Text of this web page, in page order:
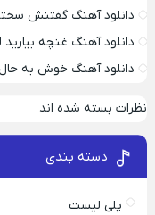
دانلود آهنگ گفتنش
دانلود آهنگ غنچه بیارید
دانلود آهنگ خوش به
نظرات بسته شده اند
دسته بندی
پلی لیست